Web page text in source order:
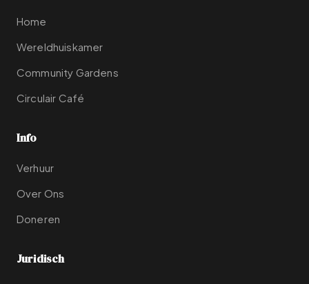
Home
Wereldhuiskamer
Community Gardens
Circulair Café
Info
Verhuur
Over Ons
Doneren
Juridisch